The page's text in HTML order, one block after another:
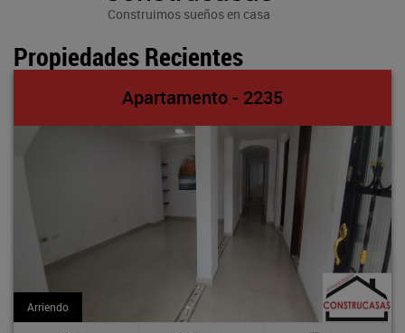
Construimos sueños en casa
Propiedades Recientes
Apartamento - 2235
Arriendo